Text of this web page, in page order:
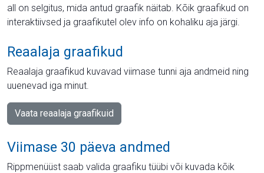
all on selgitus, mida antud graafik näitab. Kõik graafikud on
interaktiivsed ja graafikutel olev info on kohaliku aja järgi.
Reaalaja graafikud
Reaalaja graafikud kuvavad viimase tunni aja andmeid ning
uuenevad iga minut.
Vaata reaalaja graafikuid
Viimase 30 päeva andmed
Rippmenüüst saab valida graafiku tüübi või kuvada kõik